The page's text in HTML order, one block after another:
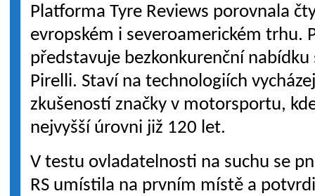
Platforma Tyre Reviews porovnala
evropském i severoamerickém trhu.
představuje bezkonkurenční
Pirelli. Staví na technologiích
zkušeností značky v motorsportu,
nejvyšší úrovni již 120 let.
V testu ovladatelnosti na suchu se
RS umístila na prvním místě a